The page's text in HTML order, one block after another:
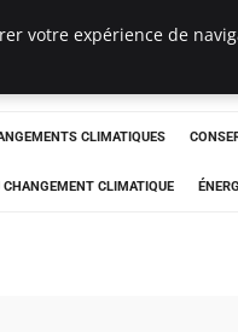
CLIMATIQUES
CHANGEMENT CLIMATIQUE
votre expérience de